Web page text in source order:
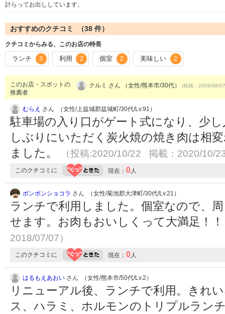
計らってお出ししています。
おすすめのクチコミ （38 件）
クチコミからみる、このお店の特長
ランチ 3 利用 2 個室 2 美味しい 2
このお店・スポットの
推薦者
クルミ さん （女性/熊本市/30代） (投稿：2008/08/
むらえ さん （女性/上益城郡益城町/30代/Lv.91）
駐車場の入り口がゲート式になり、少
しぶりにいただく炭火焼の焼き肉は相
ました。
（投稿:2020/10/22 掲載：2020/10/
このクチコミに 現在： 0 人
ボンボンショコラ さん （女性/菊池郡大津町/30代/Lv.21）
ランチで利用しました。個室なので、
せます。お肉もおいしくって大満足！
2018/07/07）
このクチコミに 現在： 0 人
はるもえあおい さん （女性/熊本市/50代/Lv.2）
リニューアル後、ランチで利用。きれ
ス、ハラミ、ホルモンのトリプルラン